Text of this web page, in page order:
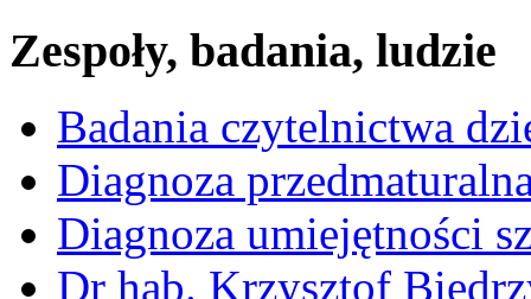
Zespoły, badania, ludzie
Badania czytelnictwa
Diagnoza
Diagnoza umiejętności
Dr hab. Krzysztof